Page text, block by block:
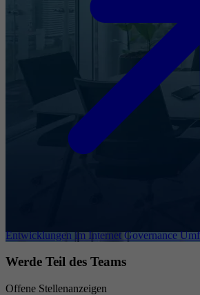
Entwicklungen im Internet Governance
Werde Teil des Teams
Offene Stellenanzeigen